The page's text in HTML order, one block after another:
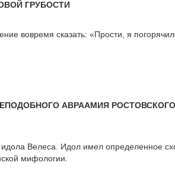
ГРУБОСТИ
вовремя сказать: «Прости, я
АВРААМИЯ
Велеса. Идол имел определенное
мифологии.